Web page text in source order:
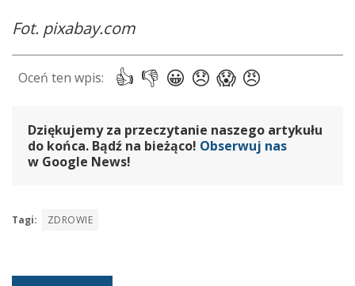
Fot. pixabay.com
Dziękujemy za przeczytanie naszego artykułu
do końca. Bądź na bieżąco! Obserwuj nas
w Google News!
Tagi: ZDROWIE